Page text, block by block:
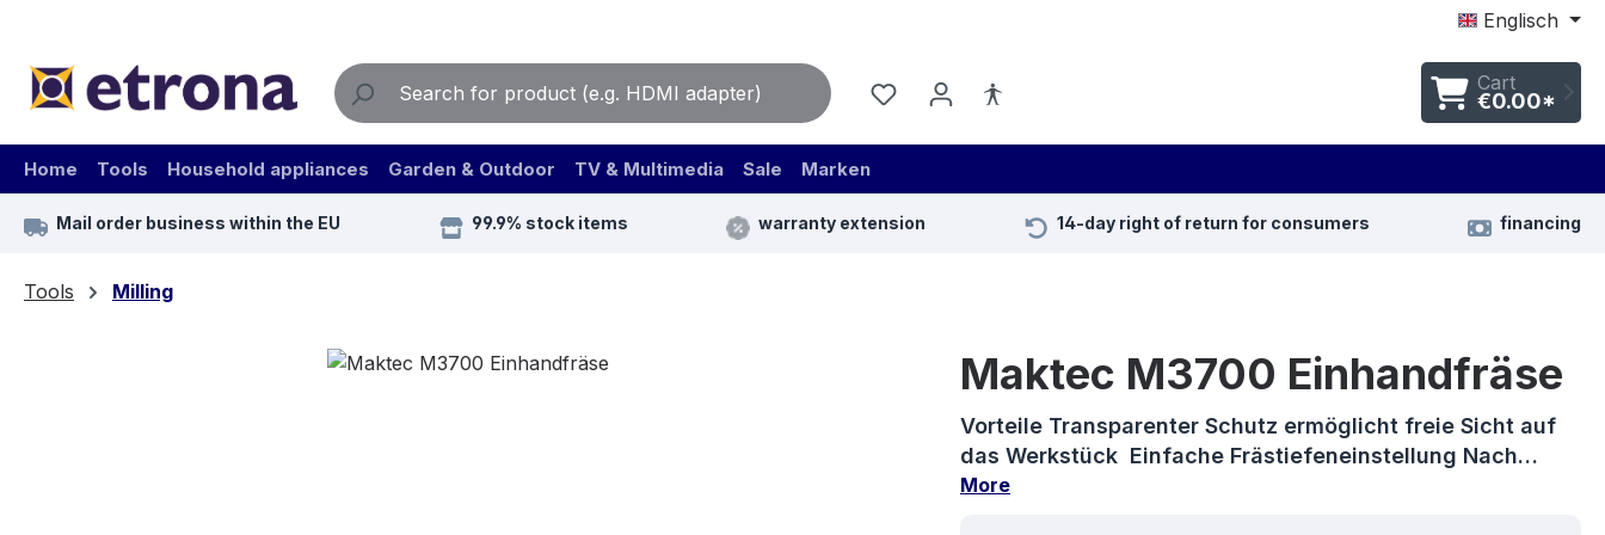
Englisch
Cart
€0.00*
Home Tools Household appliances Garden & Outdoor TV & Multimedia Sale Marken
Mail order business within the EU 99.9% stock items warranty extension 14-day right of return for consumers financing
Tools Milling
Maktec M3700 Einhandfräse
Vorteile Transparenter Schutz ermöglicht freie Sicht auf
das Werkstück Einfache Frästiefeneinstellung Nach…
More